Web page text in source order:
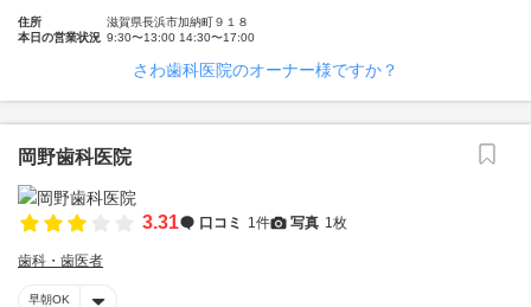
住所
滋賀県長浜市加納町９１８
本日の営業状況 9:30〜13:00 14:30〜17:00
さわ歯科医院のオーナー様ですか？
岡野歯科医院
3.31 口コミ 1件 写真 1枚
歯科・歯医者
早朝OK